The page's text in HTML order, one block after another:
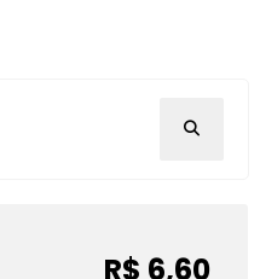
R$ 6,60